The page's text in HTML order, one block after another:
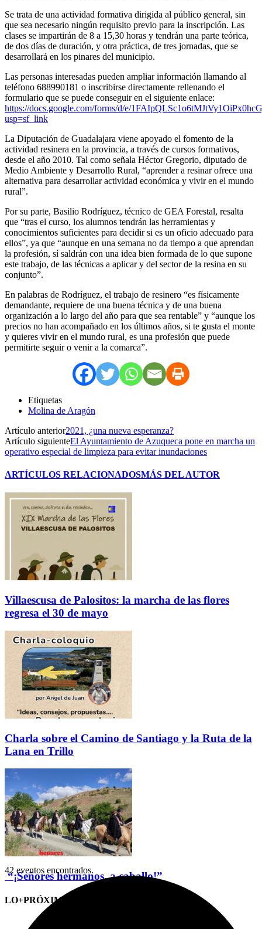
Se trata de una actividad formativa dirigida al público general, sin
que sea necesario ningún requisito previo para la inscripción. Las
clases se impartirán de 8 a 15,30 horas y tendrán una parte teórica,
de dos días de duración, y otra práctica, de tres jornadas, que se
desarrollará en los pinares del municipio.
Las personas interesadas pueden ampliar información llamando al
teléfono 688990181 o inscribirse directamente rellenando el
formulario que se puede conseguir en el siguiente enlace:
https://docs.google.com/forms/d/e/
usp=sf_link
La Diputación de Guadalajara viene apoyado el fomento de la
actividad resinera en la provincia, a través de cursos formativos,
desde el año 2010. Tal como señala Héctor Gregorio, diputado de
Medio Ambiente y Desarrollo Rural, “aprender a resinar ofrece una
alternativa para desarrollar actividad económica y vivir en el mundo
rural”.
Por su parte, Basilio Rodríguez, técnico de GEA Forestal, resalta
que “tras el curso, los alumnos tendrán las herramientas y
conocimientos suficientes para decidir si es un oficio adecuado para
ellos”, ya que “aunque en una semana no da tiempo a que aprendan
la profesión, sí saldrán con una idea bien formada de lo que supone
este trabajo, de las técnicas a aplicar y del sector de la resina en su
conjunto”.
En palabras de Rodríguez, el trabajo de resinero “es físicamente
demandante, requiere de una buena técnica y de una buena
organización a lo largo del año para que sea rentable” y “aunque los
precios no han acompañado en los últimos años, si te gusta el monte
y quieres vivir en el mundo rural, es una profesión que puede
permitirte seguir o venir a la comarca”.
Etiquetas
Molina de Aragón
Artículo anterior2021, ¿una nueva esperanza?
Artículo siguienteEl Ayuntamiento de Azuqueca pone en marcha un
operativo especial de limpieza para evitar inundaciones
ARTÍCULOS RELACIONADOSMÁS DEL AUTOR
Villaescusa de Palositos: la marcha de las flores
regresa el 30 de mayo
Charla sobre el Camino de Santiago y la Ruta de la
Lana en Trillo
“¡Señores hermanos, a caballo!”
LO+PRÓXIMO (CITAS)
42 eventos encontrados.